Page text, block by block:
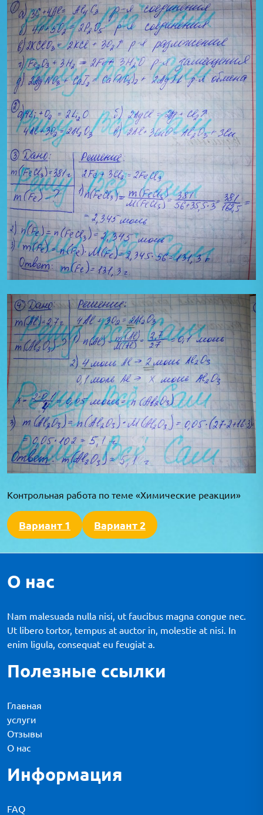
Контрольная работа по теме «Химические реакции»
Вариант 1 Вариант 2
О нас
Nam malesuada nulla nisi, ut faucibus magna congue nec.
Ut libero tortor, tempus at auctor in, molestie at nisi. In
enim ligula, consequat eu feugiat a.
Полезные ссылки
Главная
услуги
Отзывы
О нас
Информация
FAQ